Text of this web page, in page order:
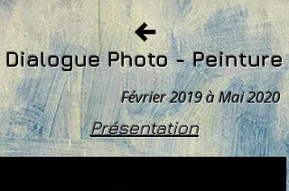
Dialogue Photo - Peinture
Février 2019 à Mai 2020
Présentation